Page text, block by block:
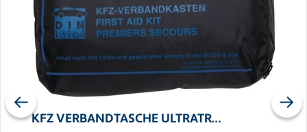
KFZ VERBANDTASCHE ULTRATR…
Previous Next